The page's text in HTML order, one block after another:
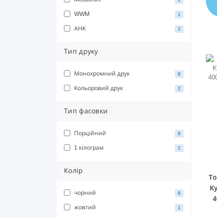
WWM 1
АНК 2
Тип друку
Монохромний друк 8
Кольоровий друк 2
Тип фасовки
Порційний 8
1 кілограм 2
Колір
чорний 8
жовтий 1